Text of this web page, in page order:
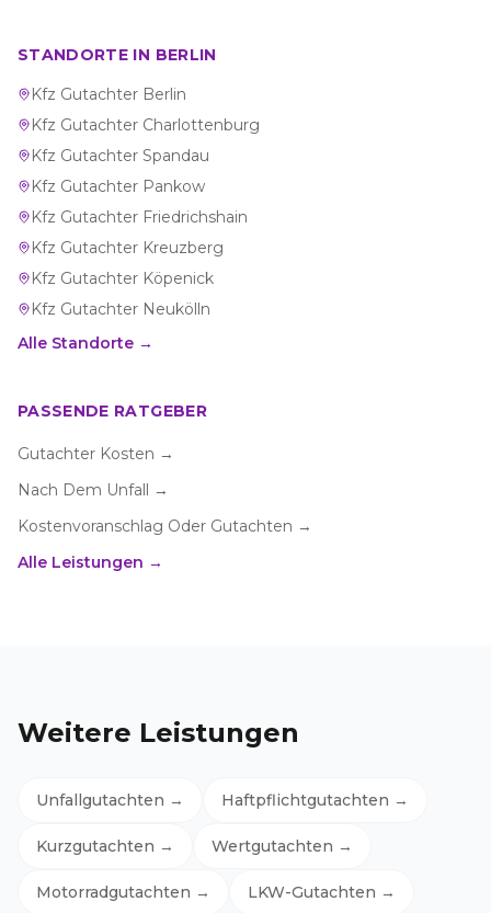
STANDORTE IN BERLIN
Kfz Gutachter Berlin
Kfz Gutachter Charlottenburg
Kfz Gutachter Spandau
Kfz Gutachter Pankow
Kfz Gutachter Friedrichshain
Kfz Gutachter Kreuzberg
Kfz Gutachter Köpenick
Kfz Gutachter Neukölln
Alle Standorte →
PASSENDE RATGEBER
Gutachter Kosten →
Nach Dem Unfall →
Kostenvoranschlag Oder Gutachten →
Alle Leistungen →
Weitere Leistungen
Unfallgutachten → Haftpflichtgutachten →
Kurzgutachten → Wertgutachten →
Motorradgutachten → LKW-Gutachten →